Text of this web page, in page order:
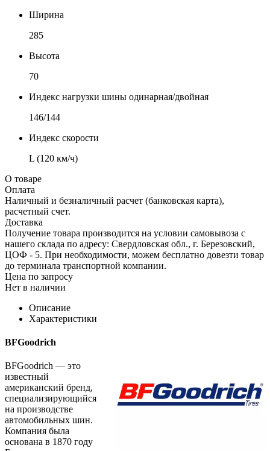
Ширина
285
Высота
70
Индекс нагрузки шины одинарная/двойная
146/144
Индекс скорости
L (120 км/ч)
О товаре
Оплата
Наличный и безналичный расчет (банковская карта),
расчетный счет.
Доставка
Получение товара производится на условии самовывоза с
нашего склада по адресу: Свердловская обл., г. Березовский,
ЦОФ - 5. При необходимости, можем бесплатно довезти товар
до терминала транспортной компании.
Цена по запросу
Нет в наличии
Описание
Характеристики
BFGoodrich
BFGoodrich — это
известный
американский бренд,
специализирующийся
на производстве
автомобильных шин.
Компания была
основана в 1870 году